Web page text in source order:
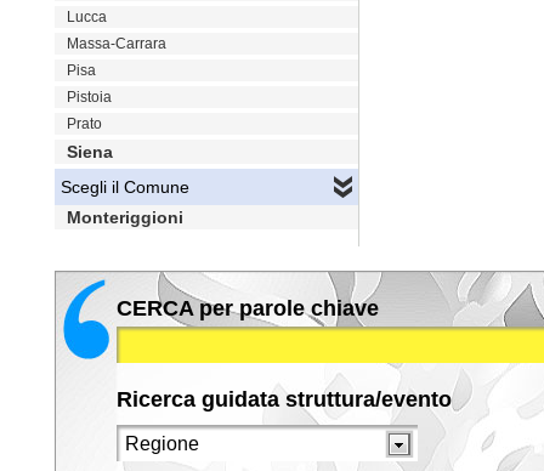
Lucca
Massa-Carrara
Pisa
Pistoia
Prato
Siena
Scegli il Comune
Monteriggioni
CERCA per parole chiave
Ricerca guidata struttura/evento